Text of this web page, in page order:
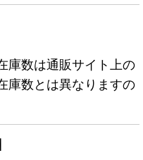
庫数は通販サイト上の
庫数とは異なりますの